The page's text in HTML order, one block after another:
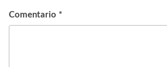
Comentario *